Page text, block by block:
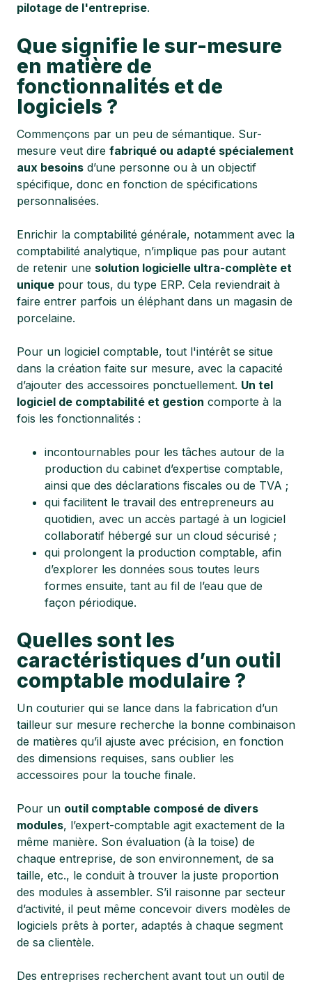
pilotage de l'entreprise.
Que signifie le sur-mesure
en matière de
fonctionnalités et de
logiciels ?
Commençons par un peu de sémantique. Sur-
mesure veut dire fabriqué ou adapté spécialement
aux besoins d’une personne ou à un objectif
spécifique, donc en fonction de spécifications
personnalisées.
Enrichir la comptabilité générale, notamment avec la
comptabilité analytique, n’implique pas pour autant
de retenir une solution logicielle ultra-complète et
unique pour tous, du type ERP. Cela reviendrait à
faire entrer parfois un éléphant dans un magasin de
porcelaine.
Pour un logiciel comptable, tout l'intérêt se situe
dans la création faite sur mesure, avec la capacité
d’ajouter des accessoires ponctuellement. Un tel
logiciel de comptabilité et gestion comporte à la
fois les fonctionnalités :
incontournables pour les tâches autour de la
production du cabinet d’expertise comptable,
ainsi que des déclarations fiscales ou de TVA ;
qui facilitent le travail des entrepreneurs au
quotidien, avec un accès partagé à un logiciel
collaboratif hébergé sur un cloud sécurisé ;
qui prolongent la production comptable, afin
d’explorer les données sous toutes leurs
formes ensuite, tant au fil de l’eau que de
façon périodique.
Quelles sont les
caractéristiques d’un outil
comptable modulaire ?
Un couturier qui se lance dans la fabrication d’un
tailleur sur mesure recherche la bonne combinaison
de matières qu’il ajuste avec précision, en fonction
des dimensions requises, sans oublier les
accessoires pour la touche finale.
Pour un outil comptable composé de divers
modules, l’expert-comptable agit exactement de la
même manière. Son évaluation (à la toise) de
chaque entreprise, de son environnement, de sa
taille, etc., le conduit à trouver la juste proportion
des modules à assembler. S’il raisonne par secteur
d’activité, il peut même concevoir divers modèles de
logiciels prêts à porter, adaptés à chaque segment
de sa clientèle.
Des entreprises recherchent avant tout un outil de